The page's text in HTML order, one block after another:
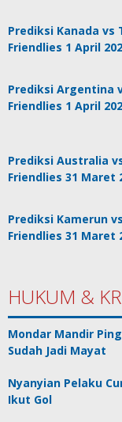
Prediksi Kanada
Friendlies 1 April
Prediksi Argentina
Friendlies 1 April
Prediksi Australia
Friendlies 31 Maret
Prediksi Kamerun
Friendlies 31 Maret
HUKUM &
Mondar Mandir
Sudah Jadi Mayat
Nyanyian Pelaku
Ikut Gol